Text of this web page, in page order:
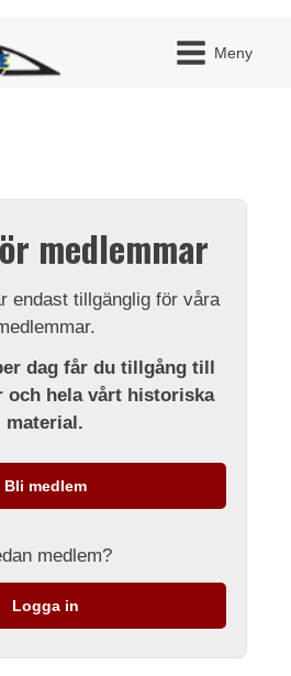
Meny
medlemmar
endast tillgänglig för våra
dag får du tillgång till
och hela vårt historiska
material.
Bli medlem
medlem?
Logga in